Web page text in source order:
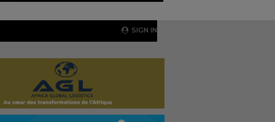
SIGN IN